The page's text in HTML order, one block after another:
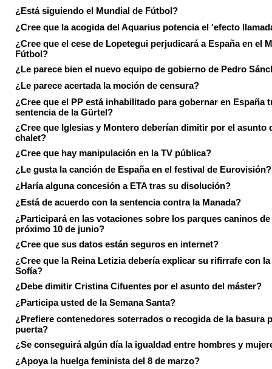
¿Está siguiendo el Mundial de Fútbol?
¿Cree que la acogida del Aquarius potencia el 'efecto
¿Cree que el cese de Lopetegui perjudicará a España en el
Fútbol?
¿Le parece bien el nuevo equipo de gobierno de Pedro
¿Le parece acertada la moción de censura?
¿Cree que el PP está inhabilitado para gobernar en España
sentencia de la Gürtel?
¿Cree que Iglesias y Montero deberían dimitir por el asunto
chalet?
¿Cree que hay manipulación en la TV pública?
¿Le gusta la canción de España en el festival de Eurovisión?
¿Haría alguna concesión a ETA tras su disolución?
¿Está de acuerdo con la sentencia contra la Manada?
¿Participará en las votaciones sobre los parques caninos de
próximo 10 de junio?
¿Cree que sus datos están seguros en internet?
¿Cree que la Reina Letizia debería explicar su rifirrafe con la
Sofía?
¿Debe dimitir Cristina Cifuentes por el asunto del máster?
¿Participa usted de la Semana Santa?
¿Prefiere contenedores soterrados o recogida de la basura
puerta?
¿Se conseguirá algún día la igualdad entre hombres y
¿Apoya la huelga feminista del 8 de marzo?